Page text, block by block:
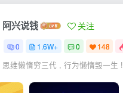
阿兴说钱 关注
0 1.6W+ 0 148
思维懒惰穷三代 , 行为懒惰毁一生 !